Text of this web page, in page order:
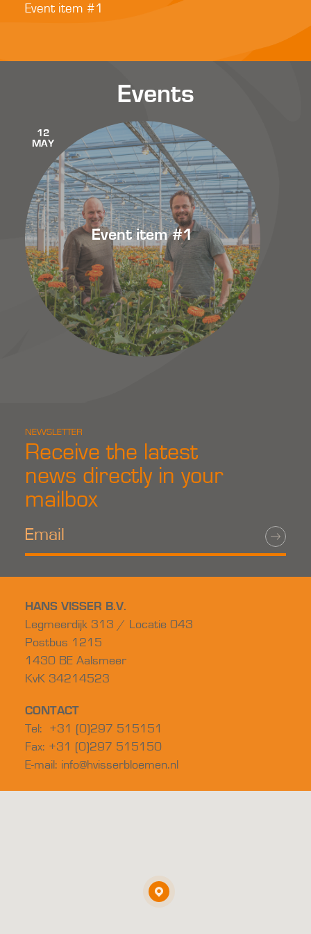
Event item #1
Events
12
MAY
Event item #1
NEWSLETTER
Receive the latest
news directly in your
mailbox
HANS VISSER B.V.
Legmeerdijk 313 / Locatie 043
Postbus 1215
1430 BE Aalsmeer
KvK 34214523
CONTACT
Tel: +31 (0)297 515151
Fax: +31 (0)297 515150
E-mail: info@hvisserbloemen.nl